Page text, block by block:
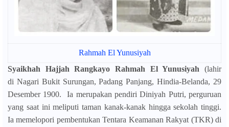
Rahmah El Yunusiyah
Syaikhah Hajjah Rangkayo Rahmah El Yunusiyah (lahir
di Nagari Bukit Surungan, Padang Panjang, Hindia-Belanda, 29
Desember 1900.
Ia merupakan pendiri Diniyah Putri, perguruan
yang saat ini meliputi taman kanak-kanak hingga sekolah tinggi.
Ia memelopori pembentukan Tentara Keamanan Rakyat (TKR) di